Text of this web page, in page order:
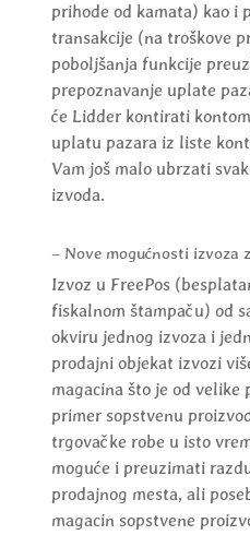
prihode od kamata) kao i
transakcije (na troškove
poboljšanja funkcije
prepoznavanje uplate
će Lidder kontirati
uplatu pazara iz liste
Vam još malo ubrzati
izvoda.
– Nove mogućnosti izvoza
Izvoz u FreePos
fiskalnom štampaču) od
okviru jednog izvoza i
prodajni objekat izvozi
magacina što je od velike
primer sopstvenu
trgovačke robe u isto
moguće i preuzimati
prodajnog mesta, ali
magacin sopstvene